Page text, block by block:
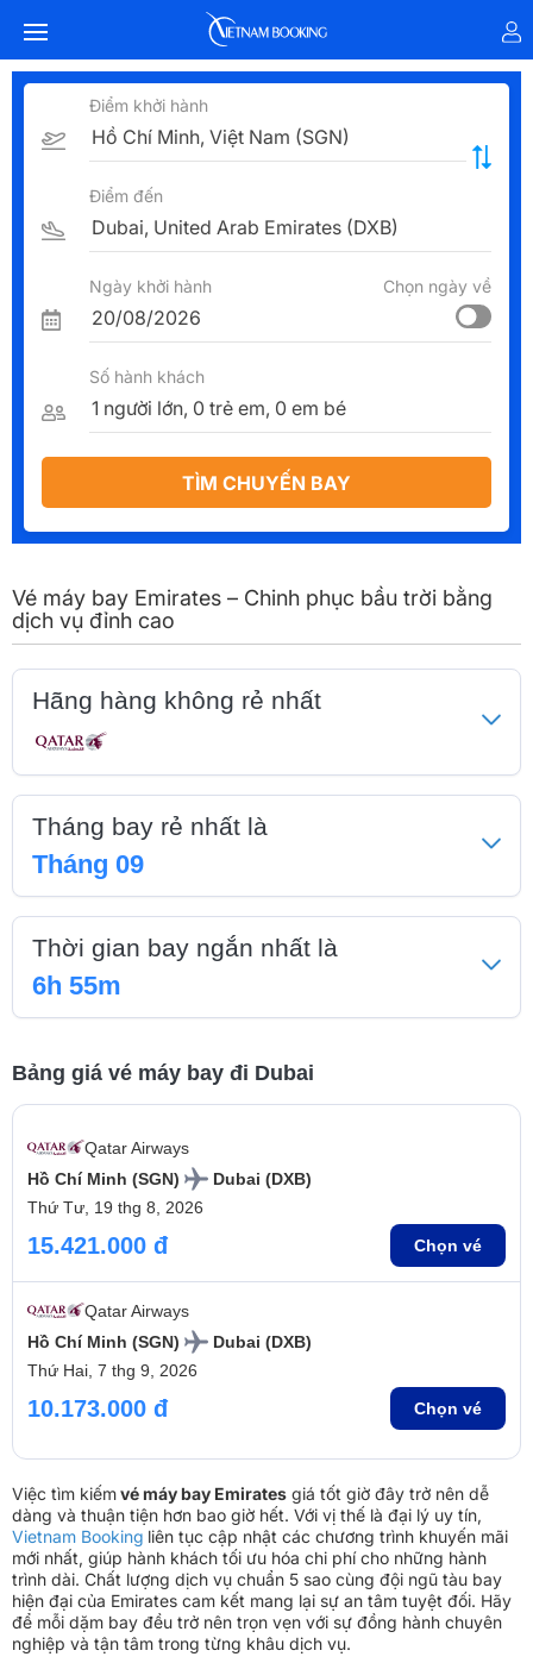
Điểm khởi hành
Điểm đến
Ngày khởi hành Chọn ngày về
Số hành khách
TÌM CHUYẾN BAY
Vé máy bay Emirates – Chinh phục bầu trời bằng
dịch vụ đỉnh cao
Hãng hàng không rẻ nhất
Tháng bay rẻ nhất là
Tháng 09
Thời gian bay ngắn nhất là
6h 55m
Bảng giá vé máy bay đi Dubai
Qatar Airways
Hồ Chí Minh (SGN)
Dubai (DXB)
Thứ Tư, 19 thg 8, 2026
15.421.000 đ Chọn vé
Qatar Airways
Hồ Chí Minh (SGN)
Dubai (DXB)
Thứ Hai, 7 thg 9, 2026
10.173.000 đ Chọn vé
Việc tìm kiếmvé máy bay Emirates giá tốt giờ đây trở nên dễ
dàng và thuận tiện hơn bao giờ hết. Với vị thế là đại lý uy tín,
Vietnam Booking liên tục cập nhật các chương trình khuyến mãi
mới nhất, giúp hành khách tối ưu hóa chi phí cho những hành
trình dài. Chất lượng dịch vụ chuẩn 5 sao cùng đội ngũ tàu bay
hiện đại của Emirates cam kết mang lại sự an tâm tuyệt đối. Hãy
để mỗi dặm bay đều trở nên trọn vẹn với sự đồng hành chuyên
nghiệp và tận tâm trong từng khâu dịch vụ.